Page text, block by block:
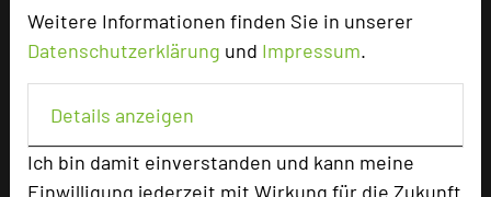
Weitere Informationen finden Sie in unserer
Datenschutzerklärung und Impressum.
Details anzeigen
Ich bin damit einverstanden und kann meine
Einwilligung jederzeit mit Wirkung für die Zukunft